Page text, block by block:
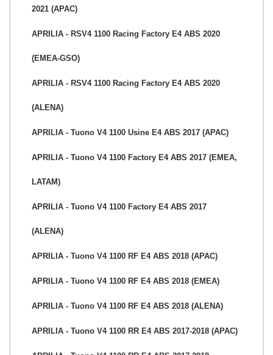
2021 (APAC)
APRILIA - RSV4 1100 Racing Factory E4 ABS 2020
(EMEA-GSO)
APRILIA - RSV4 1100 Racing Factory E4 ABS 2020
(ALENA)
APRILIA - Tuono V4 1100 Usine E4 ABS 2017 (APAC)
APRILIA - Tuono V4 1100 Factory E4 ABS 2017 (EMEA,
LATAM)
APRILIA - Tuono V4 1100 Factory E4 ABS 2017
(ALENA)
APRILIA - Tuono V4 1100 RF E4 ABS 2018 (APAC)
APRILIA - Tuono V4 1100 RF E4 ABS 2018 (EMEA)
APRILIA - Tuono V4 1100 RF E4 ABS 2018 (ALENA)
APRILIA - Tuono V4 1100 RR E4 ABS 2017-2018 (APAC)